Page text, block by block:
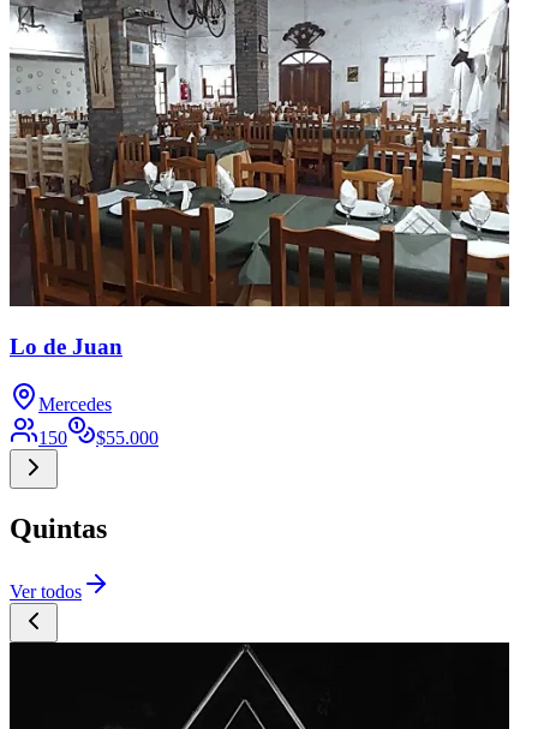
Lo de Juan
Mercedes
150
$55.000
Quintas
Ver todos